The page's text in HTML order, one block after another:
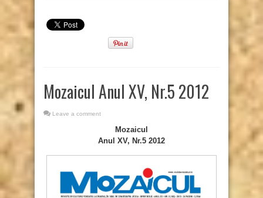
Mozaicul Anul XV, Nr.5 2012
Leave a comment
Mozaicul
Anul XV, Nr.5 2012